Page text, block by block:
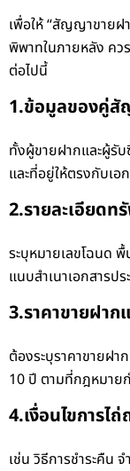
เพื่อให้ “สัญญาขาย
พิพาทในภายหลัง คว
ต่อไปนี้
1.ข้อมูลของคู่
ทั้งผู้ขายฝากและผู้รั
และที่อยู่ให้ตรงกับเอ
2.รายละเอียด
ระบุหมายเลขโฉนด
แนบสำเนาเอกสารป
3.ราคาขายฝาก
ต้องระบุราคาขายฝา
10 ปี ตามที่กฎหมาย
4.เงื่อนไขการไ
เช่น วิธีการชำระคืน